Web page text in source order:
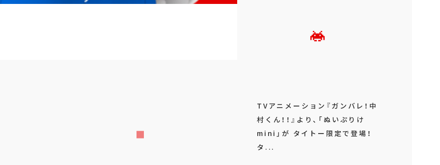
TVアニメーション『ガンバレ！中
村くん！！』より、「ぬいぷりけ
mini」が タイトー限定で登場！
タ...